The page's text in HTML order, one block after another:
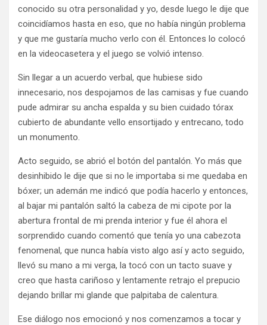
conocido su otra personalidad y yo, desde luego le dije que
coincidíamos hasta en eso, que no había ningún problema
y que me gustaría mucho verlo con él. Entonces lo colocó
en la videocasetera y el juego se volvió intenso.
Sin llegar a un acuerdo verbal, que hubiese sido
innecesario, nos despojamos de las camisas y fue cuando
pude admirar su ancha espalda y su bien cuidado tórax
cubierto de abundante vello ensortijado y entrecano, todo
un monumento.
Acto seguido, se abrió el botón del pantalón. Yo más que
desinhibido le dije que si no le importaba si me quedaba en
bóxer; un ademán me indicó que podía hacerlo y entonces,
al bajar mi pantalón saltó la cabeza de mi cipote por la
abertura frontal de mi prenda interior y fue él ahora el
sorprendido cuando comentó que tenía yo una cabezota
fenomenal, que nunca había visto algo así y acto seguido,
llevó su mano a mi verga, la tocó con un tacto suave y
creo que hasta cariñoso y lentamente retrajo el prepucio
dejando brillar mi glande que palpitaba de calentura.
Ese diálogo nos emocionó y nos comenzamos a tocar y